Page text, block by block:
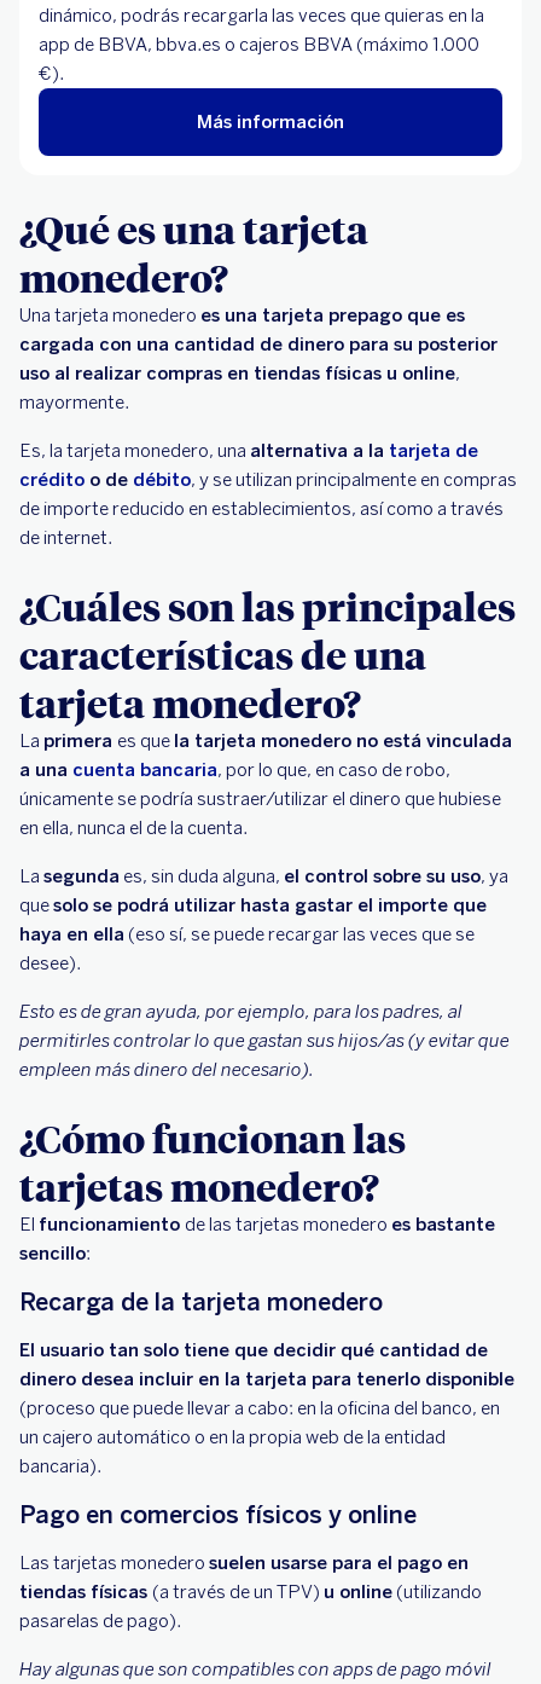
dinámico, podrás recargarla las veces que quieras en la
app de BBVA, bbva.es o cajeros BBVA (máximo 1.000
€).
Más información
¿Qué es una tarjeta
monedero?
Una tarjeta monedero es una tarjeta prepago que es
cargada con una cantidad de dinero para su posterior
uso al realizar compras en tiendas físicas u online,
mayormente.
Es, la tarjeta monedero, una alternativa a la tarjeta de
crédito o de débito, y se utilizan principalmente en compras
de importe reducido en establecimientos, así como a través
de internet.
¿Cuáles son las principales
características de una
tarjeta monedero?
La primera es que la tarjeta monedero no está vinculada
a una cuenta bancaria, por lo que, en caso de robo,
únicamente se podría sustraer/utilizar el dinero que hubiese
en ella, nunca el de la cuenta.
La segunda es, sin duda alguna, el control sobre su uso, ya
quesolo se podrá utilizar hasta gastar el importe que
haya en ella (eso sí, se puede recargar las veces que se
desee).
Esto es de gran ayuda, por ejemplo, para los padres, al
permitirles controlar lo que gastan sus hijos/as (y evitar que
empleen más dinero del necesario).
¿Cómo funcionan las
tarjetas monedero?
El funcionamiento de las tarjetas monedero es bastante
sencillo:
Recarga de la tarjeta monedero
El usuario tan solo tiene que decidir qué cantidad de
dinero desea incluir en la tarjeta para tenerlo disponible
(proceso que puede llevar a cabo: en la oficina del banco, en
un cajero automático o en la propia web de la entidad
bancaria).
Pago en comercios físicos y online
Las tarjetas monedero suelen usarse para el pago en
tiendas físicas (a través de un TPV) u online (utilizando
pasarelas de pago).
Hay algunas que son compatibles con apps de pago móvil